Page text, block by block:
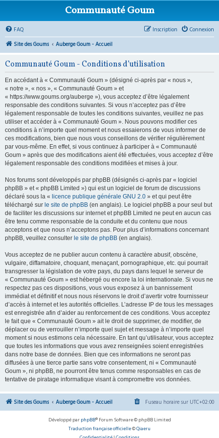
Communauté Goum
FAQ Connexion
Inscription
Site des Goums
Auberge Goum - Accueil
Communauté Goum - Conditions d’utilisation
En accédant à « Communauté Goum » (désigné ci-après par « nous »,
« notre », « nos », « Communauté Goum » et
« https://www.goums.org/auberge »), vous acceptez d’être légalement
responsable des conditions suivantes. Si vous n’acceptez pas d’être
légalement responsable de toutes les conditions suivantes, veuillez ne pas
utiliser et accéder à « Communauté Goum ». Nous pouvons modifier ces
conditions à n’importe quel moment et nous essaierons de vous informer de
ces modifications, bien que nous vous conseillons de vérifier régulièrement
par vous-même. En effet, si vous continuez à participer à « Communauté
Goum » après que des modifications aient été effectuées, vous acceptez d’être
légalement responsable des conditions modifiées et mises à jour.
Nos forums sont développés par phpBB (désignés ci-après par « logiciel
phpBB » et « phpBB Limited ») qui est un logiciel de forum de discussions
déclaré sous la « licence publique générale GNU 2.0 » et qui peut être
téléchargé sur le site de phpBB (en anglais). Le logiciel phpBB a pour seul but
de faciliter les discussions sur internet et phpBB Limited ne peut en aucun cas
être tenu comme responsable de la conduite et du contenu que nous
acceptons et que nous n’acceptons pas. Pour plus d’informations concernant
phpBB, veuillez consulter le site de phpBB (en anglais).
Vous acceptez de ne publier aucun contenu à caractère abusif, obscène,
vulgaire, diffamatoire, choquant, menaçant, pornographique, etc. qui pourrait
transgresser la législation de votre pays, du pays dans lequel le serveur de
« Communauté Goum » est hébergé ou encore la loi internationale. Si vous ne
respectez pas ces dispositions, vous vous exposez à un bannissement
immédiat et définitif et nous nous réservons le droit d’avertir votre fournisseur
d’accès à internet et les autorités officielles. L’adresse IP de tous les messages
est enregistrée afin d’aider au renforcement de ces conditions. Vous acceptez
le fait que « Communauté Goum » ait le droit de supprimer, de modifier, de
déplacer ou de verrouiller n’importe quel sujet et message à n’importe quel
moment si nous estimons cela nécessaire. En tant qu’utilisateur, vous acceptez
que toutes les informations que vous avez renseignées soient enregistrées
dans notre base de données. Bien que ces informations ne seront pas
diffusées à une tierce partie sans votre consentement, ni « Communauté
Goum », ni phpBB, ne pourront être tenus comme responsables en cas de
tentative de piratage informatique visant à compromettre vos données.
Site des Goums Auberge Goum - Accueil Fuseau horaire sur UTC+02:00
Développé par phpBB® Forum Software © phpBB Limited
Traduction française officielle©Qiaeru